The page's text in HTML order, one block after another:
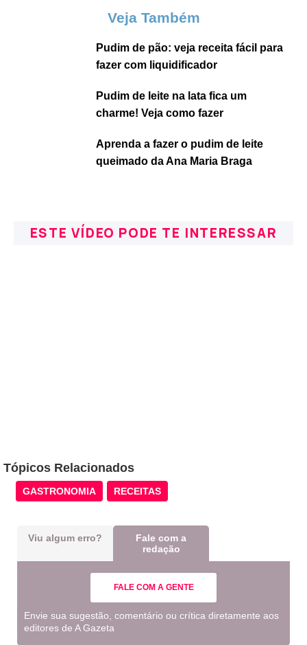
Veja Também
Pudim de pão: veja receita fácil para
fazer com liquidificador
Pudim de leite na lata fica um
charme! Veja como fazer
Aprenda a fazer o pudim de leite
queimado da Ana Maria Braga
ESTE VÍDEO PODE TE INTERESSAR
Tópicos Relacionados
GASTRONOMIA RECEITAS
Viu algum erro?
Fale com a
redação
FALE COM A GENTE
Envie sua sugestão, comentário ou crítica diretamente aos
editores de A Gazeta